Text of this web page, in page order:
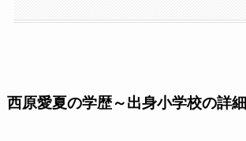
西原愛夏の学歴～出身小学校の詳細